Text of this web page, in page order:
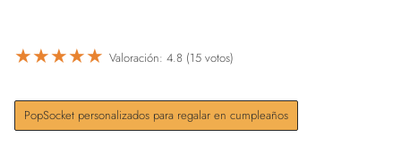
★★★★★ Valoración: 4.8 (15 votos)
PopSocket personalizados para regalar en cumpleaños